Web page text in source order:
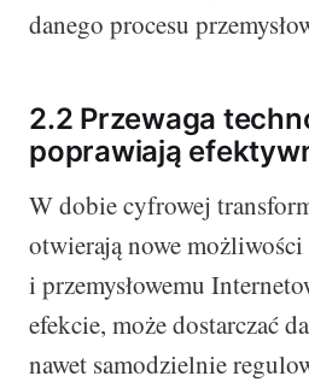
danego procesu
2.2 Przewaga
poprawiają
W dobie cyfrowej
otwierają nowe
i przemysłowemu
efekcie, może dostarczać
nawet samodzielnie